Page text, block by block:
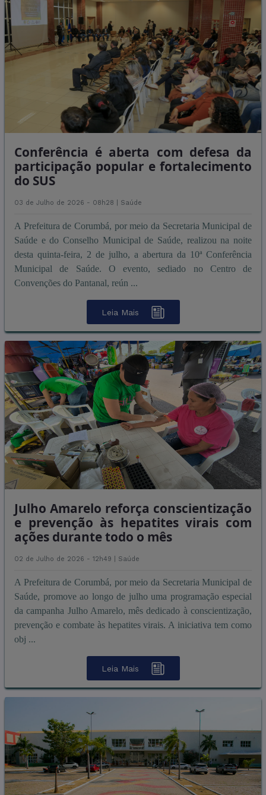
Conferência é aberta com defesa da
participação popular e fortalecimento
do SUS
03 de Julho de 2026 - 08h28 | Saúde
A Prefeitura de Corumbá, por meio da Secretaria Municipal de
Saúde e do Conselho Municipal de Saúde, realizou na noite
desta quinta-feira, 2 de julho, a abertura da 10ª Conferência
Municipal de Saúde. O evento, sediado no Centro de
Convenções do Pantanal, reún ...
Leia Mais
Julho Amarelo reforça conscientização
e prevenção às hepatites virais com
ações durante todo o mês
02 de Julho de 2026 - 12h49 | Saúde
A Prefeitura de Corumbá, por meio da Secretaria Municipal de
Saúde, promove ao longo de julho uma programação especial
da campanha Julho Amarelo, mês dedicado à conscientização,
prevenção e combate às hepatites virais. A iniciativa tem como
obj ...
Leia Mais